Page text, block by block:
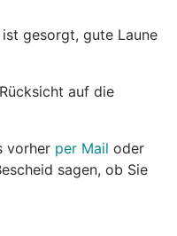
gesorgt, gute Laune
auf die
vorher per Mail oder
sagen, ob Sie